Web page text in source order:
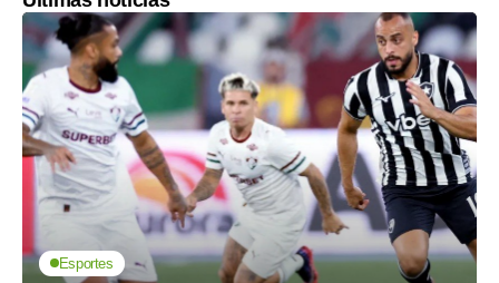
Esportes